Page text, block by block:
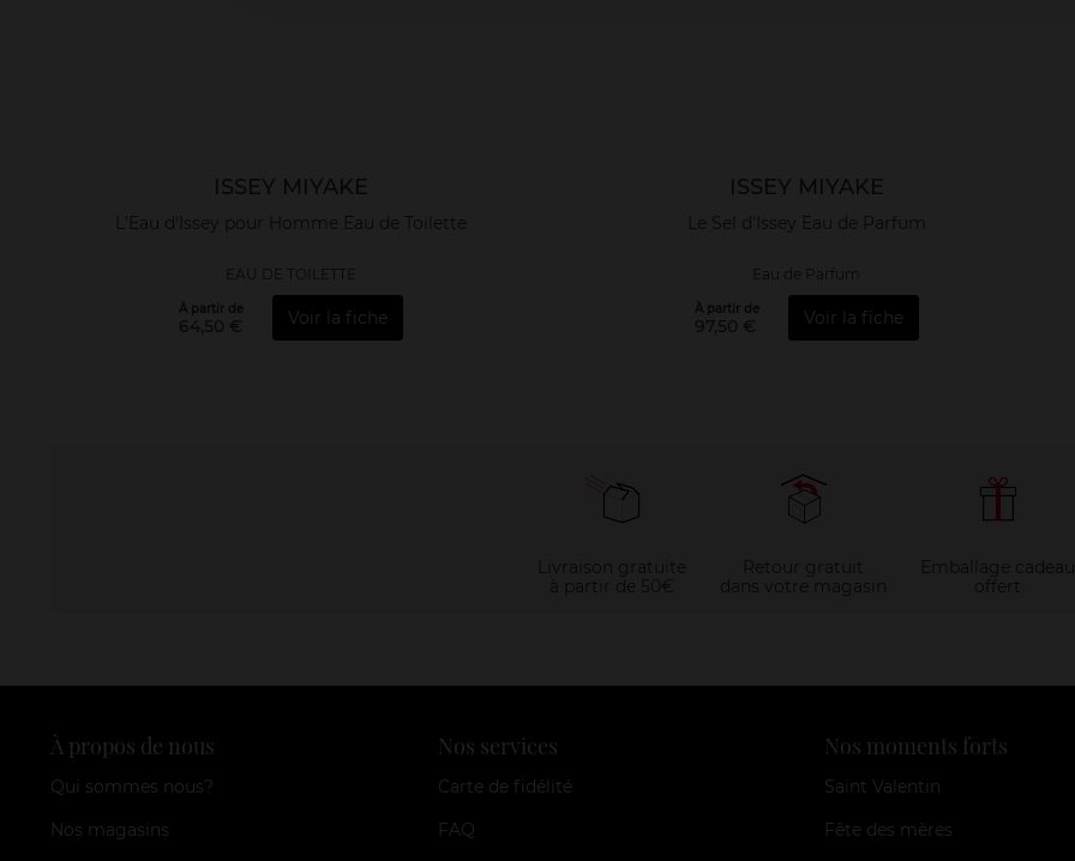
ISSEY MIYAKE
L'Eau d'Issey pour Homme Eau de Toilette
EAU DE TOILETTE
À partir de
64,50 € Voir la fiche
ISSEY MIYAKE
Le Sel d'Issey Eau de Parfum
Eau de Parfum
À partir de
97,50 € Voir la fiche
À propos de nous
Qui sommes nous?
Nos magasins
Nos services
Carte de fidélité
FAQ
Nos moments forts
Saint Valentin
Fête des mères